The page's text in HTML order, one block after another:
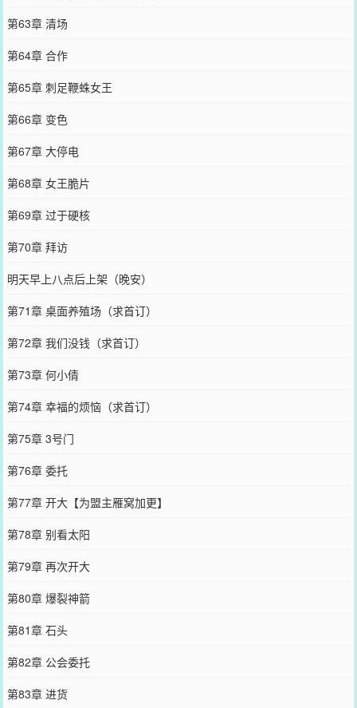
第63章 清场
第64章 合作
第65章 刺足鞭蛛女王
第66章 变色
第67章 大停电
第68章 女王脆片
第69章 过于硬核
第70章 拜访
明天早上八点后上架（晚安）
第71章 桌面养殖场（求首订）
第72章 我们没钱（求首订）
第73章 何小倩
第74章 幸福的烦恼（求首订）
第75章 3号门
第76章 委托
第77章 开大【为盟主雁窝加更】
第78章 别看太阳
第79章 再次开大
第80章 爆裂神箭
第81章 石头
第82章 公会委托
第83章 进货